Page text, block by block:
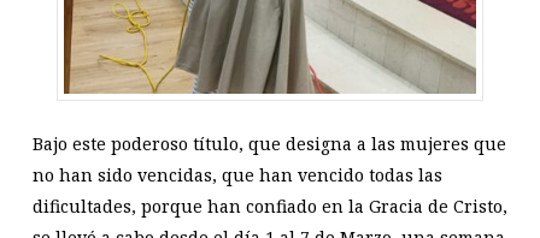
Bajo este poderoso título, que designa a las mujeres que
no han sido vencidas, que han vencido todas las
dificultades, porque han confiado en la Gracia de Cristo,